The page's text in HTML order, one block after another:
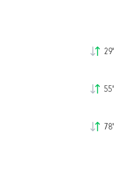
29'
55'
78'